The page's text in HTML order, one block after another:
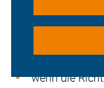
Sie haben ein
wenn die